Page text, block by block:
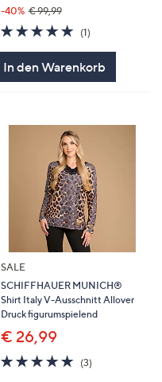
-40% € 99,99
5.0
von
(1)1
In den Warenkorb
SALE
SCHIFFHAUER MUNICH®
Shirt Italy V-Ausschnitt Allover
Druck figurumspielend
€ 26,99
5.0
von
(3)3